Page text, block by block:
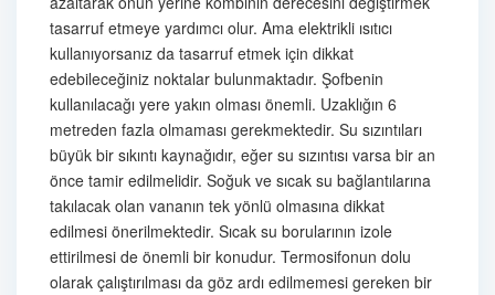
tasarruf etmeye yardımcı olur. Ama elektrikli ısıtıcı
kullanıyorsanız da tasarruf etmek için dikkat
edebileceğiniz noktalar bulunmaktadır. Şofbenin
kullanılacağı yere yakın olması önemli. Uzaklığın 6
metreden fazla olmaması gerekmektedir. Su sızıntıları
büyük bir sıkıntı kaynağıdır, eğer su sızıntısı varsa bir an
önce tamir edilmelidir. Soğuk ve sıcak su bağlantılarına
takılacak olan vananın tek yönlü olmasına dikkat
edilmesi önerilmektedir. Sıcak su borularının izole
ettirilmesi de önemli bir konudur. Termosifonun dolu
olarak çalıştırılması da göz ardı edilmemesi gereken bir